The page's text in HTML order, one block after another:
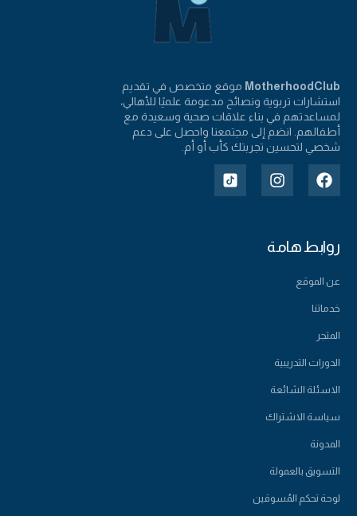
MotherhoodClub موقع متخصص في تقديم
استشارات تربوية ونصائح مدعومة علميًا للأهالي،
لمساعدتهم في بناء علاقات صحية وسعيدة مع
أطفالهم. انضم إلى مجتمعنا واحصل على دعم
شخصي لتحسين تجربتك كأب أو أم.
روابط هامة
عن الموقع
خدماتنا
المتجر
الدورات التدريبية
الاسئلة الشائعة
سياسة الاشتراك
المدونة
التسويق بالعمولة
لوحة تحكم المُسوقين